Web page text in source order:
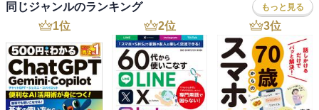
同じジャンルのランキング もっと見る
1位 2位 3位